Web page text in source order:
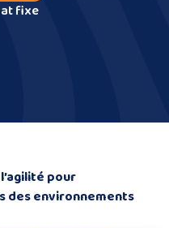
fixe
pour
des environnements